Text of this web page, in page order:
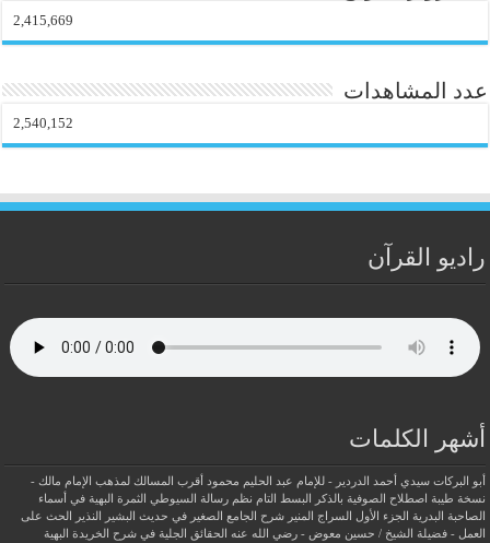
2,415,669
عدد المشاهدات
2,540,152
راديو القرآن
أشهر الكلمات
أبو البركات سيدي أحمد الدردير - للإمام عبد الحليم محمود
أقرب المسالك لمذهب الإمام مالك -
نسخة طيبة اصطلاح الصوفية بالذكر البسط التام نظم رسالة السيوطي
الثمرة البهية في أسماء
الصاحبة البدرية
الجزء الأول السراج المنير شرح الجامع الصغير في حديث البشير النذير
الحث على
العمل - فضيلة الشيخ / حسين معوض - رضي الله عنه
الحقائق الجلية في شرح الخريدة البهية